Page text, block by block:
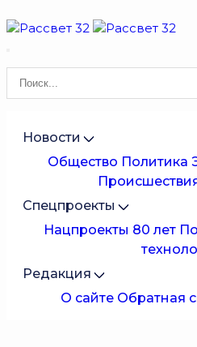
Новости
Общество Политика
Спецпроекты
Нацпроекты 80 лет
Редакция
О сайте Обратная